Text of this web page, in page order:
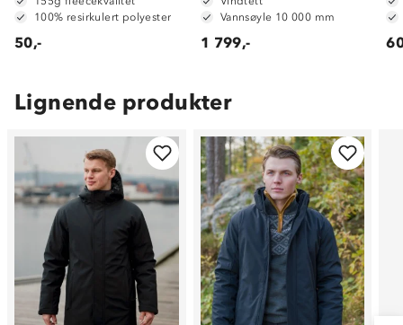
100% resirkulert polyester
50,-
Vannsøyle 10 000 mm
1 799,-
Lignende produkter